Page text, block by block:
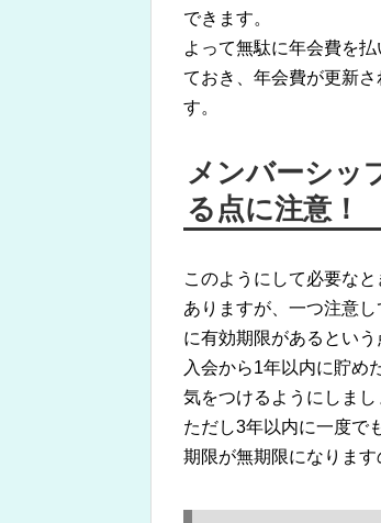
できます。
よって無駄に年会費を
ておき、年会費が更新
す。
メンバーシッ
る点に注意！
このようにして必要な
ありますが、一つ注意
に有効期限があるという
入会から1年以内に貯め
気をつけるようにしまし
ただし3年以内に一度で
期限が無期限になります